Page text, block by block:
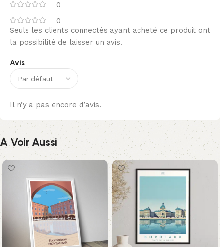
0
0
Avis
Il n’y a pas encore d’avis.
Seuls les clients connectés ayant acheté ce produit ont
la possibilité de laisser un avis.
A Voir Aussi